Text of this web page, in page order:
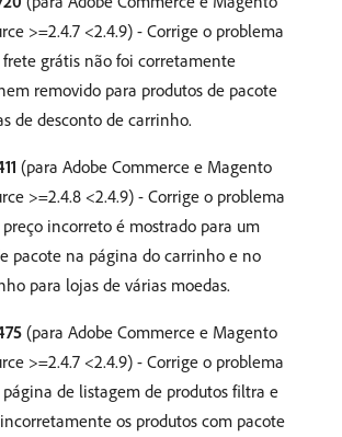
>=2.4.7 <2.4.9) - Corrige o problema
grátis não foi corretamente
removido para produtos de pacote
de desconto de carrinho.
(para Adobe Commerce e Magento
>=2.4.8 <2.4.9) - Corrige o problema
incorreto é mostrado para um
pacote na página do carrinho e no
para lojas de várias moedas.
(para Adobe Commerce e Magento
>=2.4.7 <2.4.9) - Corrige o problema
de listagem de produtos filtra e
os produtos com pacote